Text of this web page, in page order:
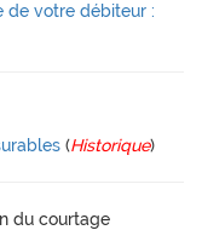
de votre débiteur :
(Historique)
du courtage